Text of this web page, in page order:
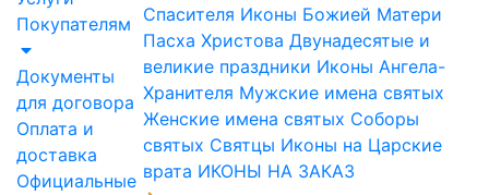
Покупателям
Документы
для договора
Оплата и
доставка
Официальные
Спасителя Иконы Божией Матери
Пасха Христова Двунадесятые и
великие праздники Иконы Ангела-
Хранителя Мужские имена святых
Женские имена святых Соборы
святых Святцы Иконы на Царские
врата ИКОНЫ НА ЗАКАЗ